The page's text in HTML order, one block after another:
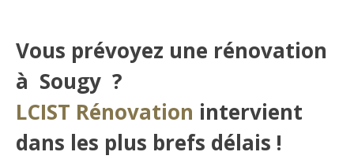
Vous prévoyez une rénovation
à Sougy ?
LCIST Rénovation intervient
dans les plus brefs délais !